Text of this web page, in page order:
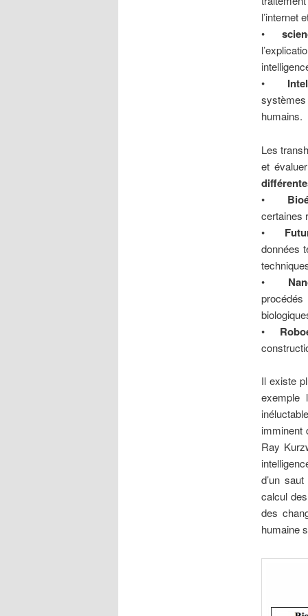
l’internet
•
•
humains.
Les
et
•
certaines
•
données
•
•
Il existe
exemple
imminent
Ray
d’un
calcul
des
humaine